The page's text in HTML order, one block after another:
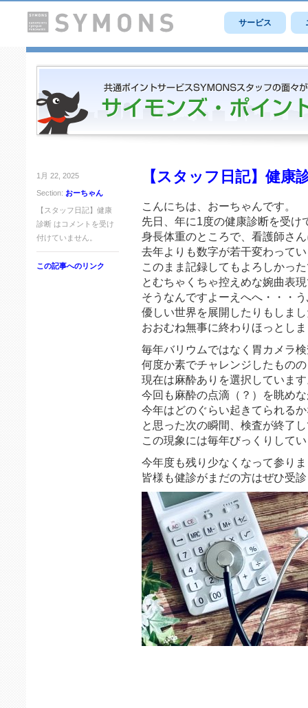
サービス
1月 22, 2025
Section: おーちゃん
【スタッフ日記】健康
診断 は コメントを受け
付けていません。
この記事へのリンク
【スタッフ日記】健康
こんにちは、おーちゃんです。
先日、年に1度の健康診断を受け
身長体重のところで、看護師さ
去年よりも数字が若干変わって
このまま記録してもよろしかっ
とむちゃくちゃ控えめな婉曲表
そうなんですよーえへへ・・・
優しい世界を展開したりもしま
おおむね無事に終わりほっとし
毎年バリウムではなく胃カメラ
何度か素でチャレンジしたもの
現在は麻酔ありを選択していま
今回も麻酔の点滴（？）を眺め
今年はどのぐらい起きてられる
と思った次の瞬間、検査が終了
この現象には毎年びっくりして
今年度も残り少なくなって参り
皆様も健診がまだの方はぜひ受